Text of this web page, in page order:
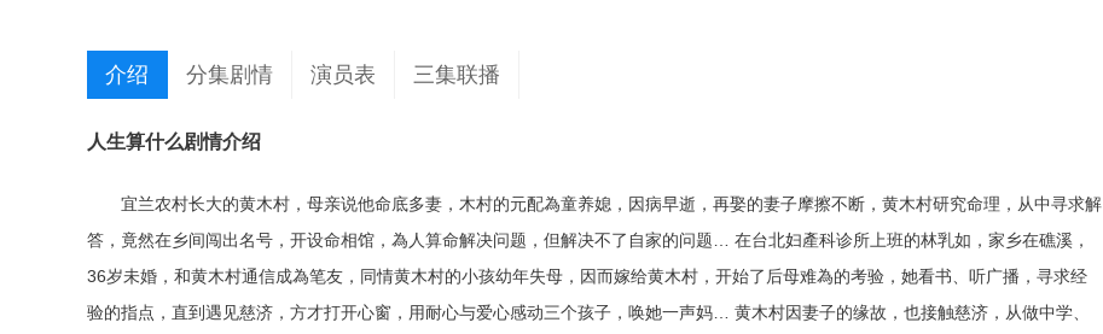
介绍 分集剧情 演员表 三集联播
人生算什么剧情介绍
宜兰农村长大的黄木村，母亲说他命底多妻，木村的元配為童养媳，因病早逝，再娶的妻子摩擦不断，黄木村研究命理，从中寻求解
答，竟然在乡间闯出名号，开设命相馆，為人算命解决问题，但解决不了自家的问题… 在台北妇產科诊所上班的林乳如，家乡在礁溪，
36岁未婚，和黄木村通信成為笔友，同情黄木村的小孩幼年失母，因而嫁给黄木村，开始了后母难為的考验，她看书、听广播，寻求经
验的指点，直到遇见慈济，方才打开心窗，用耐心与爱心感动三个孩子，唤她一声妈… 黄木村因妻子的缘故，也接触慈济，从做中学、